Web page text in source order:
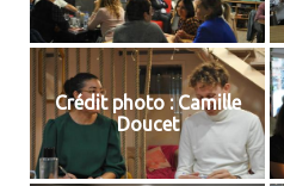
Crédit photo : Camille
Doucet